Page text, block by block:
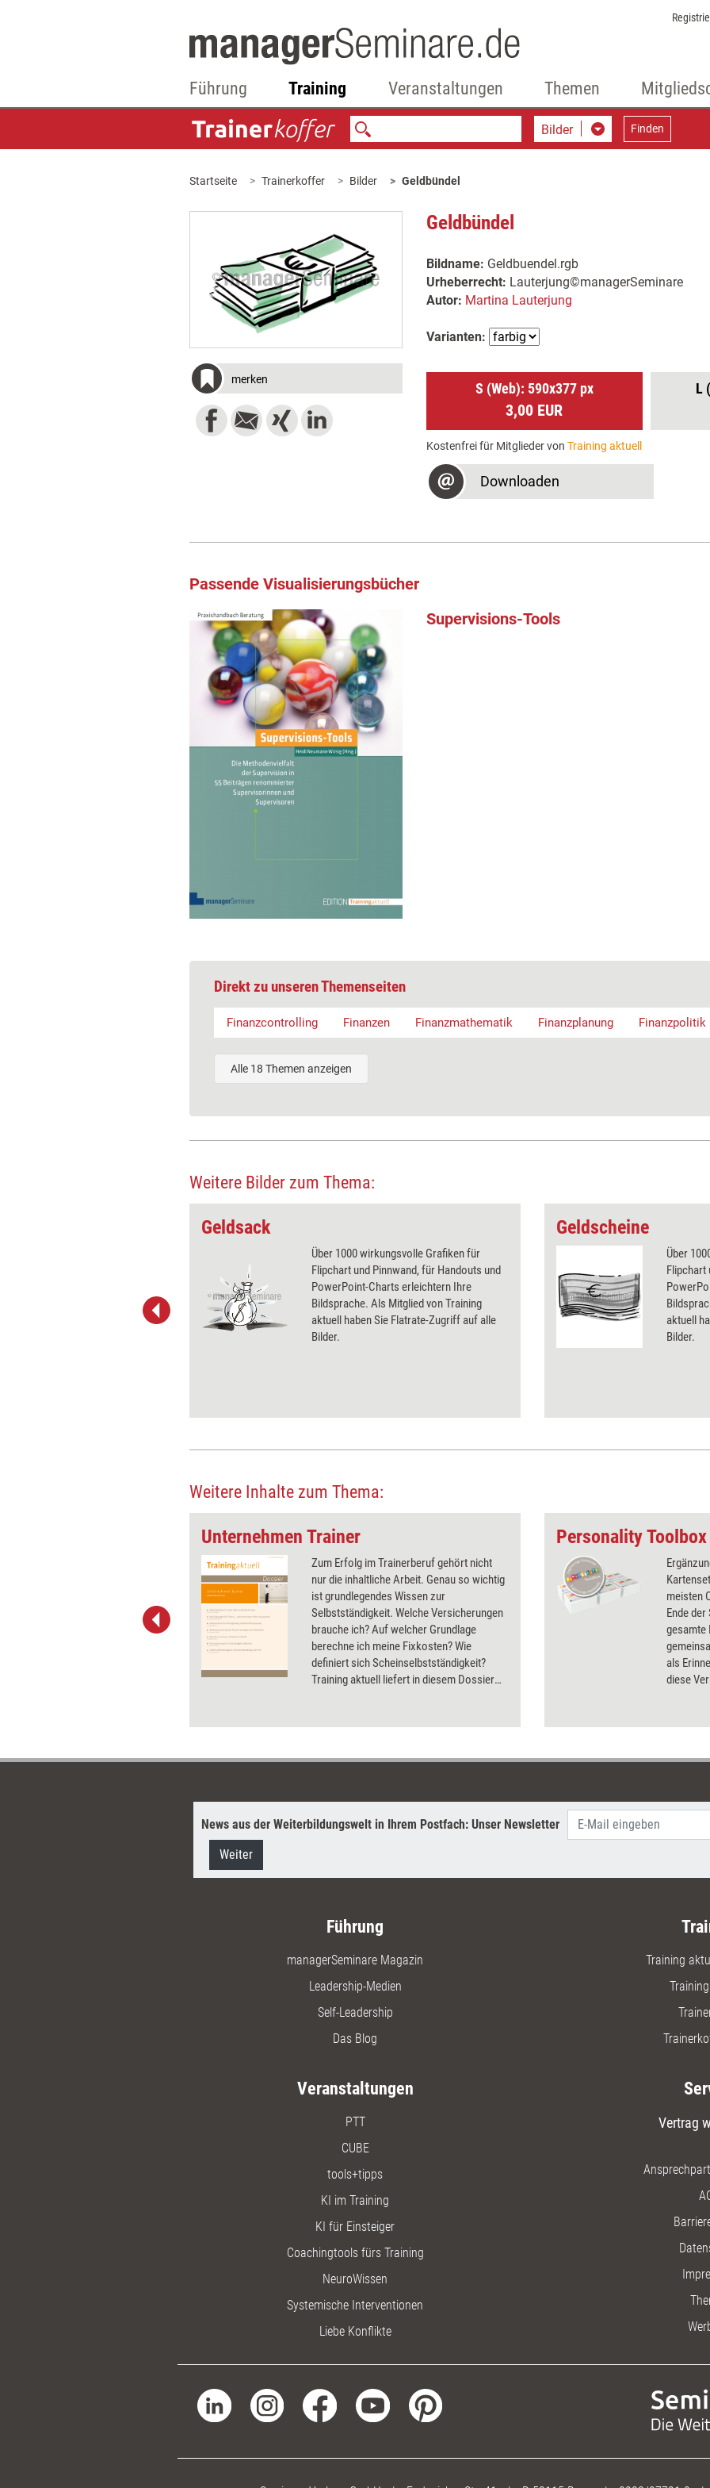
Führung Training Veranstaltungen Themen
Bilder Finden
Startseite Trainerkoffer Bilder Geldbündel
merken
Geldbündel
Bildname: Geldbuendel.rgb
Urheberrecht: Lauterjung©managerSeminare
Autor: Martina Lauterjung
Varianten:
S (Web): 590x377 px
3,00 EUR
L
Kostenfrei für Mitglieder von Training aktuell
Downloaden
Passende Visualisierungsbücher
Supervisions-Tools
Direkt zu unseren Themenseiten
Finanzcontrolling Finanzen Finanzmathematik Finanzplanung Finanzpolitik
Alle 18 Themen anzeigen
Weitere Bilder zum Thema:
Geldsack
Über 1000 wirkungsvolle Grafiken für
Flipchart und Pinnwand, für Handouts und
PowerPoint-Charts erleichtern Ihre
Bildsprache. Als Mitglied von Training
aktuell haben Sie Flatrate-Zugriff auf alle
Bilder.
Geldscheine
Über
Flipchart
aktuell
Bilder.
Weitere Inhalte zum Thema:
Coachs erleben derzeit einen
Unternehmen Trainer
Zum Erfolg im Trainerberuf gehört nicht
nur die inhaltliche Arbeit. Genau so wichtig
ist grundlegendes Wissen zur
Selbstständigkeit. Welche Versicherungen
brauche ich? Auf welcher Grundlage
berechne ich meine Fixkosten? Wie
definiert sich Scheinselbstständigkeit?
Training aktuell liefert in diesem Dossier
meisten
Ende
gesamte
als
diese
News aus der Weiterbildungswelt in Ihrem Postfach: Unser Newsletter
Weiter
Führung
managerSeminare Magazin
Leadership-Medien
Self-Leadership
Das Blog
Training
Veranstaltungen
PTT
CUBE
tools+tipps
KI im Training
KI für Einsteiger
Coachingtools fürs Training
NeuroWissen
Systemische Interventionen
Liebe Konflikte
Vertrag